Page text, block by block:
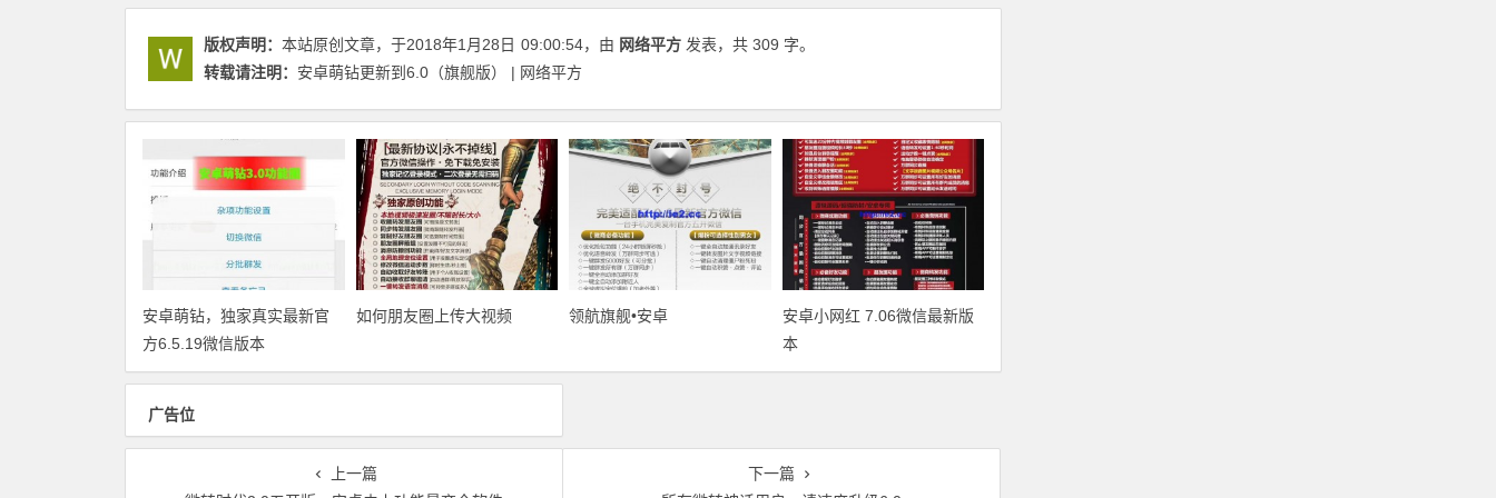
版权声明： 本站原创文章，于2018年1月28日 09:00:54，由 网络平方 发表，共 309 字。
转载请注明： 安卓萌钻更新到6.0（旗舰版） | 网络平方
安卓萌钻，独家真实最新官
方6.5.19微信版本
如何朋友圈上传大视频 领航旗舰•安卓
安卓小网红 7.06微信最新版
本
广告位
上一篇
下一篇